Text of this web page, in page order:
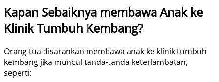
Kapan Sebaiknya membawa Anak ke
Klinik Tumbuh Kembang?
Orang tua disarankan membawa anak ke klinik tumbuh
kembang jika muncul tanda-tanda keterlambatan,
seperti: